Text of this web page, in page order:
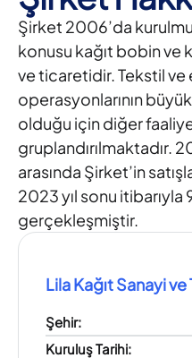
Şirket 2006’da
konusu kağıt bobin ve
ve ticaretidir. Tekstil ve
operasyonlarının
olduğu için diğer
gruplandırılmaktadır.
arasında Şirket’in
2023 yıl sonu itibarıyla
gerçekleşmiştir.
Lila Kağıt Sanayi
Şehir:
Kuruluş Tarihi: